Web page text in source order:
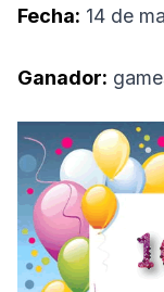
Fecha: 14 de
Ganador: